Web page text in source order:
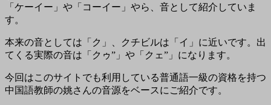
「ケーイー」や「コーイー」やら、音として紹介していま
す。
本来の音としては「ク」、クチビルは「イ」に近いです。出
てくる実際の音は「クゥ”」や「クェ”」になります。
今回はこのサイトでも利用している普通語一級の資格を持つ
中国語教師の姚さんの音源をベースにご紹介です。